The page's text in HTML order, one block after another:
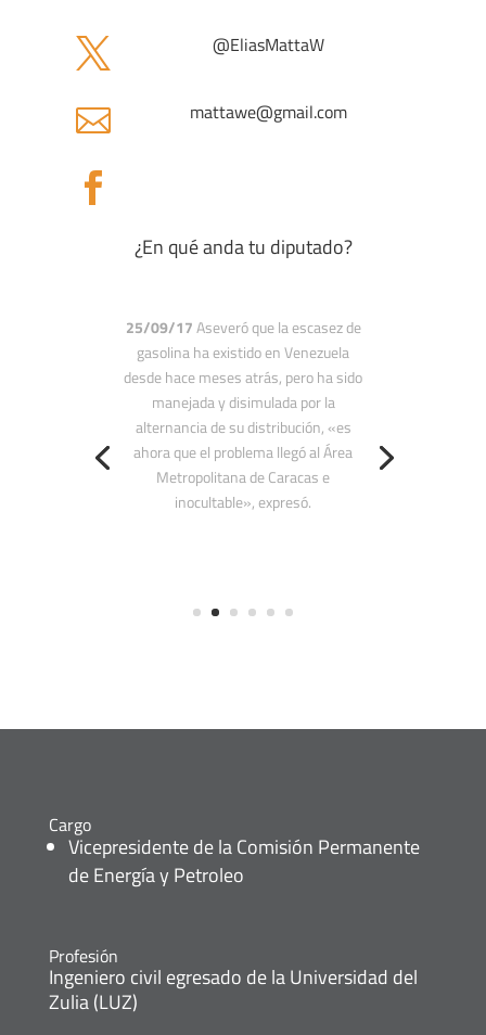
 @EliasMattaW
 mattawe@gmail.com

¿En qué anda tu diputado?
29/08/17 «Que triste ver a mi país
con semejante inflación proyectada de
1.133,8% para finales del 2017 y
Maduro como si no fuera con él”,
expresó mediante su cuenta de
Cargo
Vicepresidente de la Comisión Permanente
de Energía y Petroleo
Profesión
Ingeniero civil egresado de la Universidad del
Zulia (LUZ)